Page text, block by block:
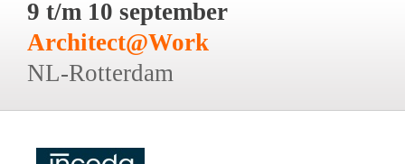
9 t/m 10 september
Architect@Work
NL-Rotterdam